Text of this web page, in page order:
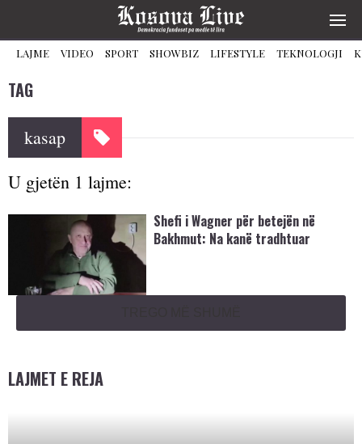
LAJME VIDEO SPORT SHOWBIZ LIFESTYLE TEKNOLOGJI
TAG
kasap
U gjetën 1 lajme:
Shefi i Wagner për betejën në
Bakhmut: Na kanë tradhtuar
LAJMET E REJA